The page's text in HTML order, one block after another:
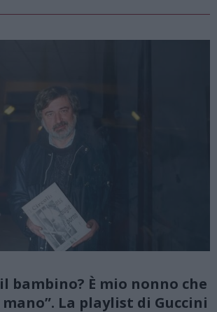
bambino? È mio nonno che
La playlist di Guccini